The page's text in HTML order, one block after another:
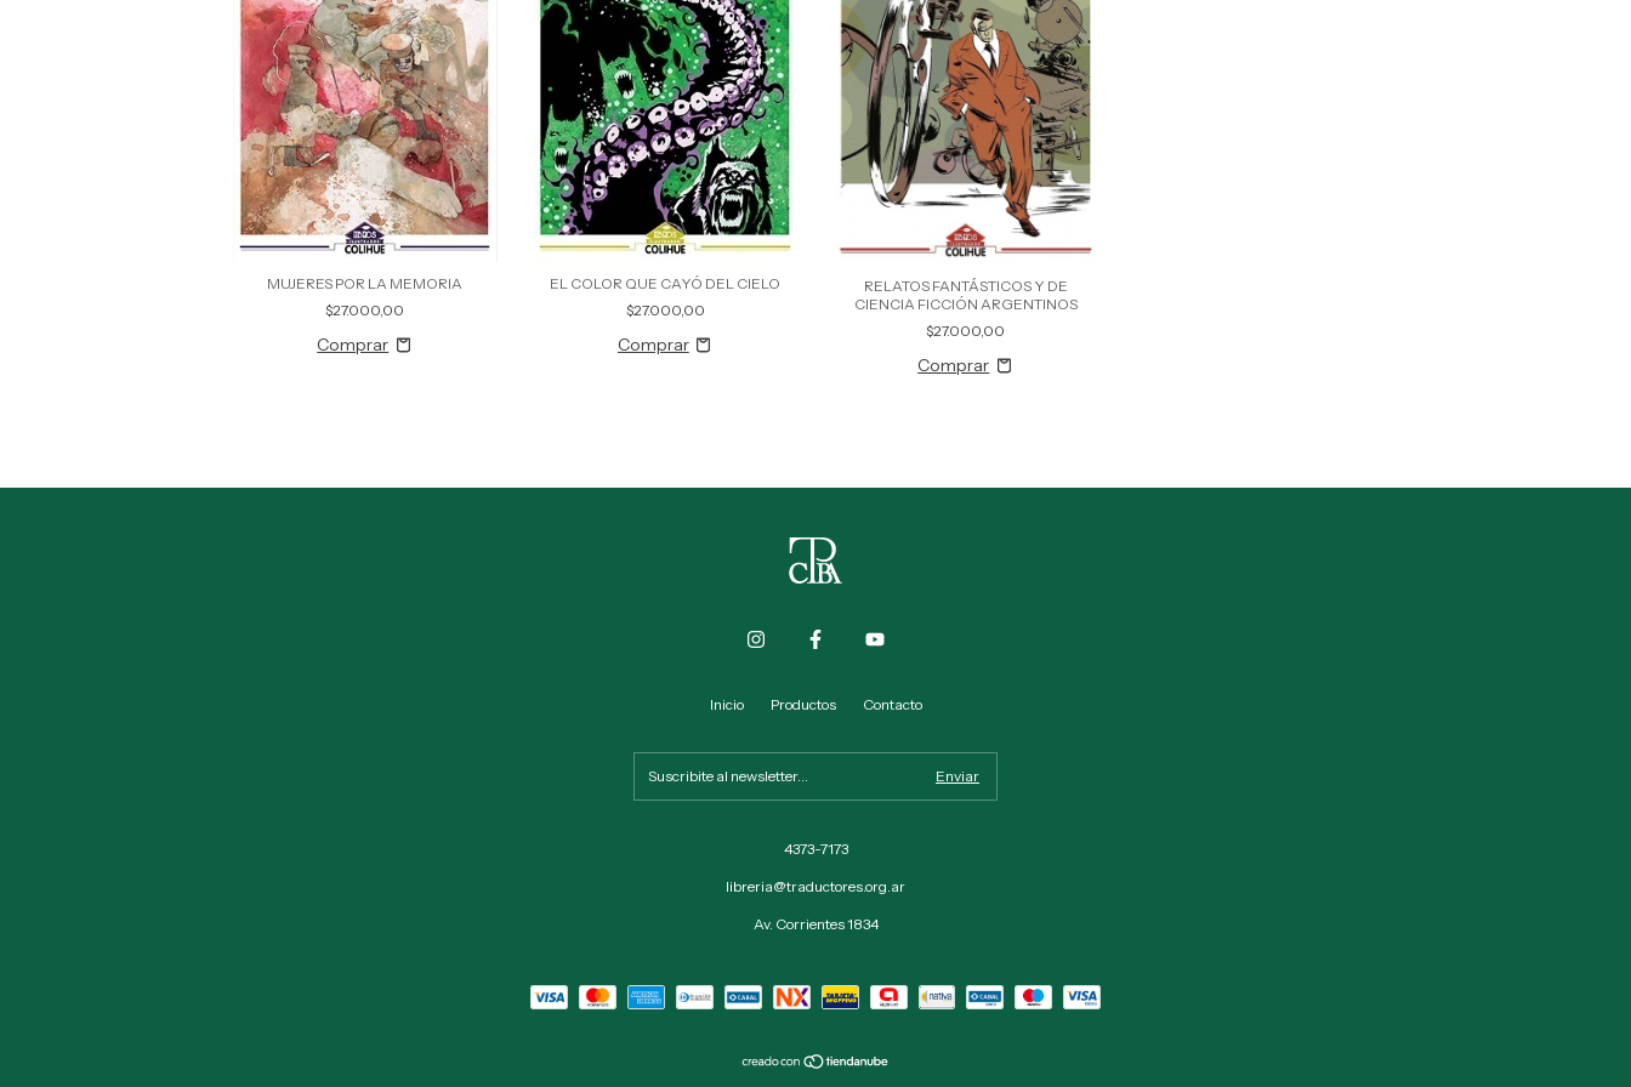
MUJERES POR LA MEMORIA
$27.000,00
EL COLOR QUE CAYÓ DEL CIELO
$27.000,00
RELATOS FANTÁSTICOS Y DE
CIENCIA FICCIÓN ARGENTINOS
$27.000,00
Inicio Productos Contacto
4373-7173
libreria@traductores.org.ar
Av. Corrientes 1834